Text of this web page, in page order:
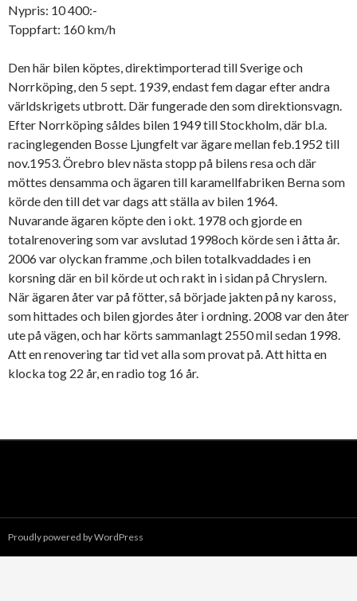
Nypris: 10 400:-
Toppfart: 160 km/h
Den här bilen köptes, direktimporterad till Sverige och
Norrköping, den 5 sept. 1939, endast fem dagar efter andra
världskrigets utbrott. Där fungerade den som direktionsvagn.
Efter Norrköping såldes bilen 1949 till Stockholm, där bl.a.
racinglegenden Bosse Ljungfelt var ägare mellan feb.1952 till
nov.1953. Örebro blev nästa stopp på bilens resa och där
möttes densamma och ägaren till karamellfabriken Berna som
körde den till det var dags att ställa av bilen 1964.
Nuvarande ägaren köpte den i okt. 1978 och gjorde en
totalrenovering som var avslutad 1998och körde sen i åtta år.
2006 var olyckan framme ,och bilen totalkvaddades i en
korsning där en bil körde ut och rakt in i sidan på Chryslern.
När ägaren åter var på fötter, så började jakten på ny kaross,
som hittades och bilen gjordes åter i ordning. 2008 var den åter
ute på vägen, och har körts sammanlagt 2550 mil sedan 1998.
Att en renovering tar tid vet alla som provat på. Att hitta en
klocka tog 22 år, en radio tog 16 år.
Proudly powered by WordPress